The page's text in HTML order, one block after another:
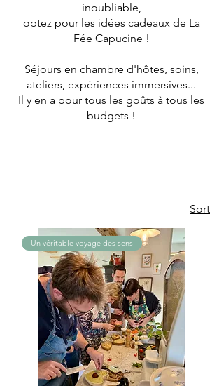
inoubliable,
optez pour les idées cadeaux de La
Fée Capucine !
Séjours en chambre d'hôtes, soins,
ateliers, expériences immersives...
Il y en a pour tous les goûts à tous les
budgets !
Sort
Un véritable voyage des sens